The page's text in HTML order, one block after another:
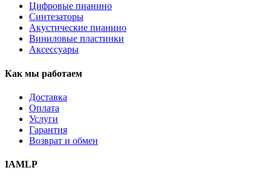
Цифровые пианино
Синтезаторы
Акустические пианино
Виниловые пластинки
Аксессуары
Как мы работаем
Доставка
Оплата
Услуги
Гарантия
Возврат и обмен
IAMLP